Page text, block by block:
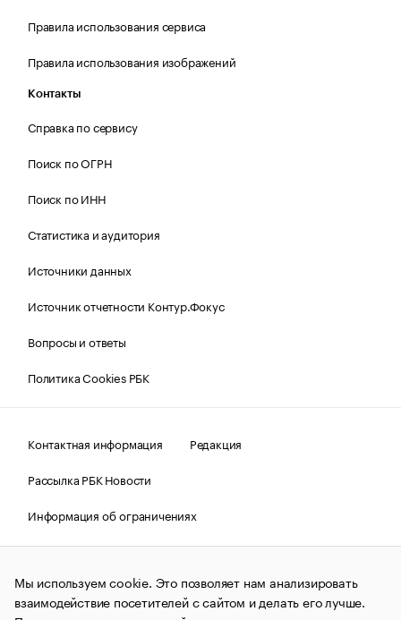
Правила использования сервиса
Правила использования изображений
Контакты
Справка по сервису
Поиск по ОГРН
Поиск по ИНН
Статистика и аудитория
Источники данных
Источник отчетности Контур.Фокус
Вопросы и ответы
Политика Cookies РБК
Контактная информация
Редакция
Рассылка РБК Новости
Информация об ограничениях
Правовая информация
О соблюдении авторских прав
© АО «РОСБИЗНЕСКОНСАЛТИНГ»,1995–2026.Сообщения
и материалы информационного агентства «РБК»
(зарегистрировано Федеральной службой по надзору в сфере
Мы используем cookie. Это позволяет нам анализировать
взаимодействие посетителей с сайтом и делать его лучше.